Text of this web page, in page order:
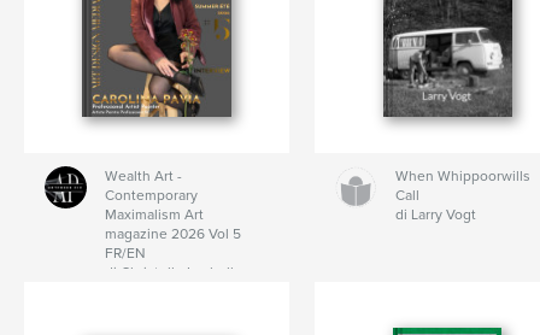
Wealth Art -
Contemporary
Maximalism Art
magazine 2026 Vol 5
FR/EN
di Christelle Luchelle
When Whippoorwills
Call
di Larry Vogt